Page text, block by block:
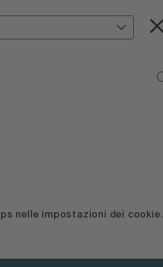
nelle impostazioni dei cookie.